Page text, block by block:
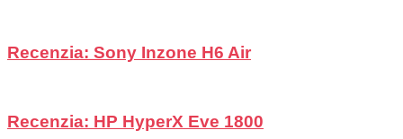
Recenzia: Sony Inzone H6 Air
Recenzia: HP HyperX Eve 1800